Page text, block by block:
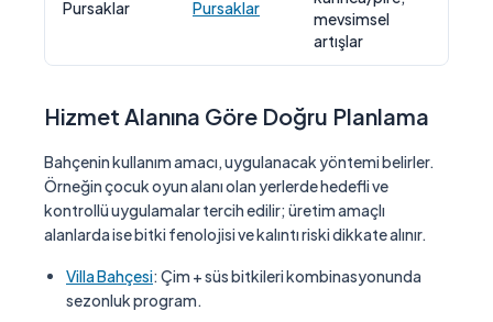
Pursaklar Pursaklar
mevsimsel
artışlar
Hizmet Alanına Göre Doğru Planlama
Bahçenin kullanım amacı, uygulanacak yöntemi belirler.
Örneğin çocuk oyun alanı olan yerlerde hedefli ve
kontrollü uygulamalar tercih edilir; üretim amaçlı
alanlarda ise bitki fenolojisi ve kalıntı riski dikkate alınır.
Villa Bahçesi: Çim + süs bitkileri kombinasyonunda
sezonluk program.